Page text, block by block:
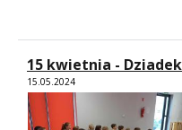
15 kwietnia -
15.05.2024